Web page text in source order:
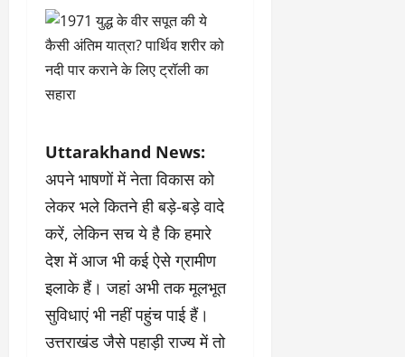
Uttarakhand News:
अपने भाषणों में नेता विकास को
लेकर भले कितने ही बड़े-बड़े वादे
करें, लेकिन सच ये है कि हमारे
देश में आज भी कई ऐसे ग्रामीण
इलाके हैं। जहां अभी तक मूलभूत
सुविधाएं भी नहीं पहुंच पाई हैं।
उत्तराखंड जैसे पहाड़ी राज्य में तो